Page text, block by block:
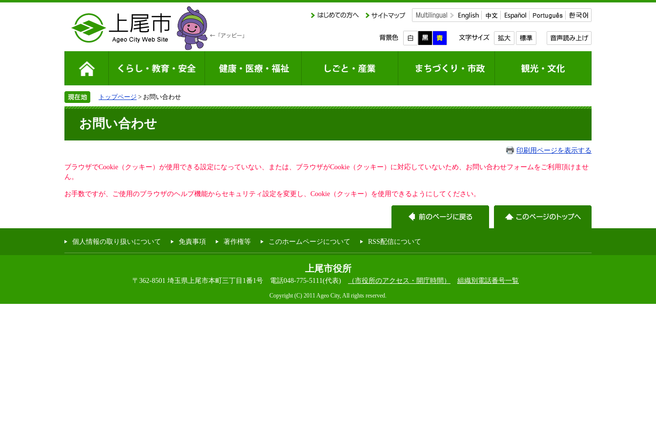
トップページ > お問い合わせ
お問い合わせ
印刷用ページを表示する
ブラウザでCookie（クッキー）が使用できる設定になっていない、または、ブラウザがCookie（クッキー）に対応していないため、お問い合わせフォームをご利用頂けませ
ん。
お手数ですが、ご使用のブラウザのヘルプ機能からセキュリティ設定を変更し、Cookie（クッキー）を使用できるようにしてください。
個人情報の取り扱いについて 免責事項 著作権等 このホームページについて RSS配信について
上尾市役所
〒362-8501 埼玉県上尾市本町三丁目1番1号 電話048-775-5111(代表) （市役所のアクセス・開庁時間） 組織別電話番号一覧
Copyright (C) 2011 Ageo City, All rights reserved.